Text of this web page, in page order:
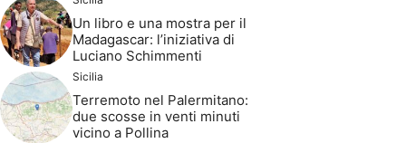
Un libro e una mostra per il
Madagascar: l’iniziativa di
Luciano Schimmenti
Sicilia
Terremoto nel Palermitano:
due scosse in venti minuti
vicino a Pollina